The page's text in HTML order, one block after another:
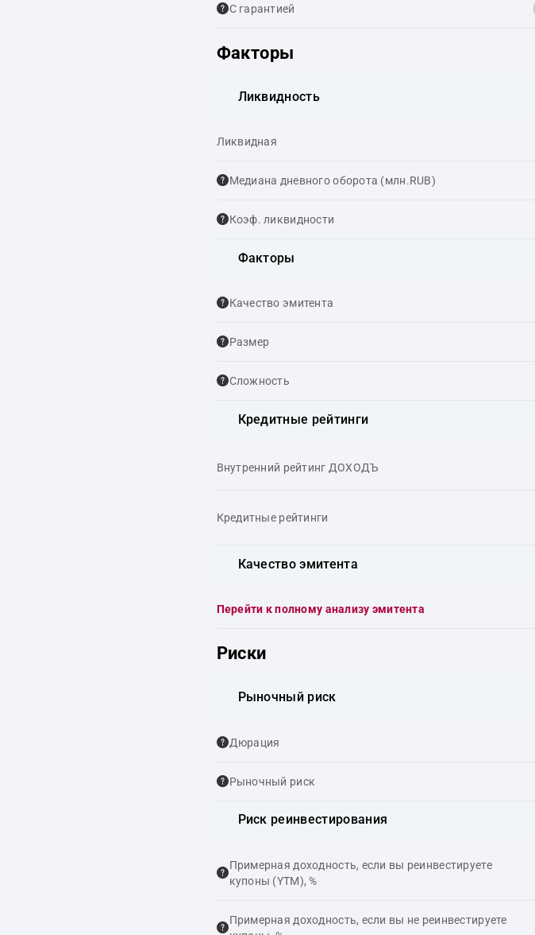
С гарантией
Факторы
Ликвидность
Ликвидная
Медиана дневного оборота (млн.RUB)
Коэф. ликвидности
Факторы
Качество эмитента
Размер
Сложность
Кредитные рейтинги
Внутренний рейтинг ДОХОДЪ
Кредитные рейтинги
Качество эмитента
Перейти к полному анализу эмитента
Риски
Рыночный риск
Дюрация
Рыночный риск
Риск реинвестирования
Примерная доходность, если вы реинвестируете
купоны (YTM), %
Примерная доходность, если вы не реинвестируете